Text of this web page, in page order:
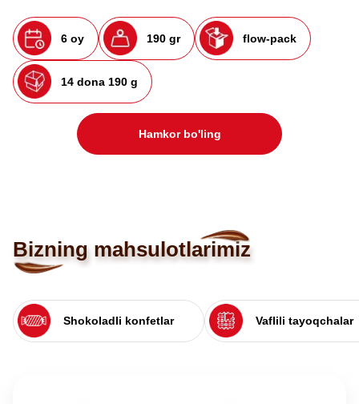
6 oy 190 gr flow-pack
14 dona 190 g
Hamkor bo'ling
Bizning mahsulotlarimiz
Shokoladli konfetlar Vaflili tayoqchalar